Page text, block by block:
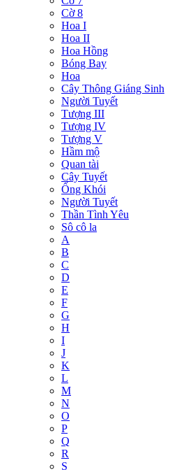
Cờ 8
Hoa I
Hoa II
Hoa Hồng
Bóng Bay
Hoa
Cây Thông Giáng Sinh
Người Tuyết
Tượng III
Tượng IV
Tượng V
Hầm mộ
Quan tài
Cây Tuyết
Ống Khói
Người Tuyết
Thần Tình Yêu
Sô cô la
A
B
C
D
E
F
G
H
I
J
K
L
M
N
O
P
Q
R
S